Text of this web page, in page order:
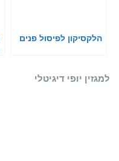
הלקסיקון לפיסול פנים
למגזין יופי דיגיטלי